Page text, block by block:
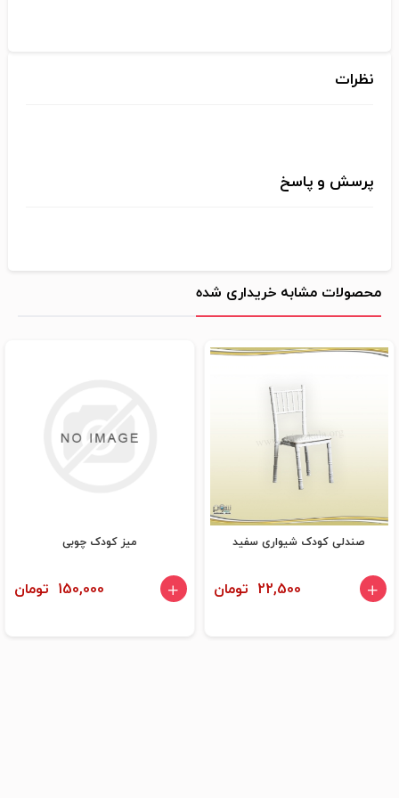
نظرات
پرسش و پاسخ
محصولات مشابه خریداری شده
صندلی کودک شیواری سفید
22,500 تومان
میز کودک چوبی
150,000 تومان